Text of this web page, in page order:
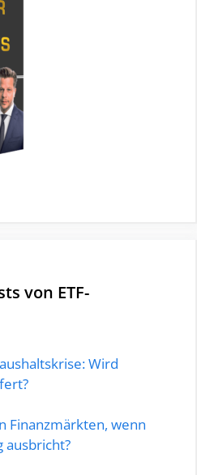
von ETF-
Wird
Finanzmärkten, wenn
ausbricht?